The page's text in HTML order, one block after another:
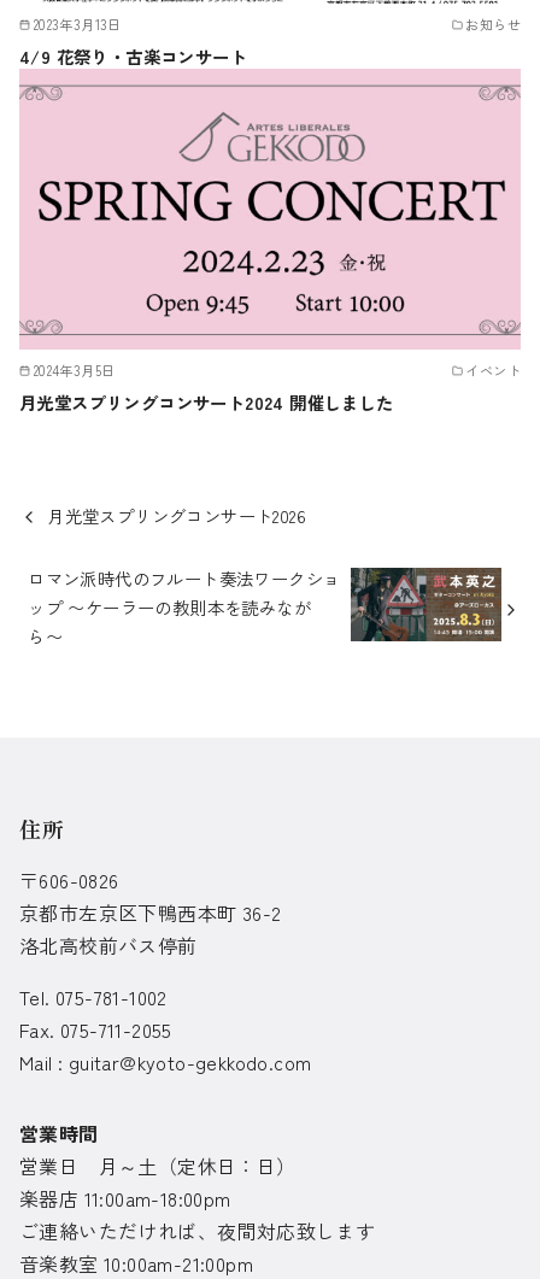
2023年3月13日 お知らせ
4/9 花祭り・古楽コンサート
2024年3月5日 イベント
月光堂スプリングコンサート2024 開催しました
月光堂スプリングコンサート2026
ロマン派時代のフルート奏法ワークショ
ップ 〜ケーラーの教則本を読みなが
ら〜
住所
〒606-0826
京都市左京区下鴨西本町 36-2
洛北高校前バス停前
Tel. 075-781-1002
Fax. 075-711-2055
Mail : guitar@kyoto-gekkodo.com
営業時間
営業日 月～土（定休日：日）
楽器店 11:00am-18:00pm
ご連絡いただければ、夜間対応致します
音楽教室 10:00am-21:00pm